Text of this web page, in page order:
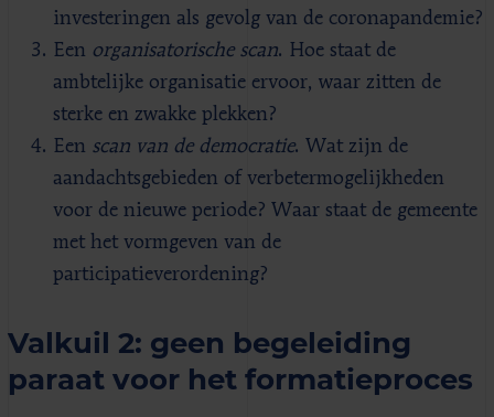
investeringen als gevolg van de coronapandemie?
Een organisatorische scan. Hoe staat de
ambtelijke organisatie ervoor, waar zitten de
sterke en zwakke plekken?
Een scan van de democratie. Wat zijn de
aandachtsgebieden of verbetermogelijkheden
voor de nieuwe periode? Waar staat de gemeente
met het vormgeven van de
participatieverordening?
Valkuil 2: geen begeleiding
paraat voor het formatieproces